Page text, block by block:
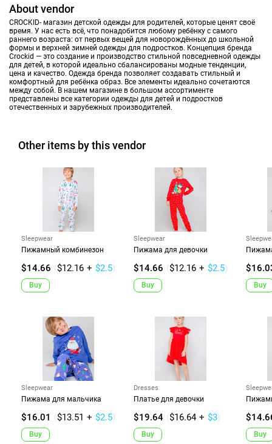
About vendor
CROCKID- магазин детской одежды для родителей, которые ценят своё
время. У нас есть всё, что понадобится любому ребёнку с самого
раннего возраста: от первых вещей для новорождённых до школьной
формы и верхней зимней одежды для подростков. Концепция бренда
Crockid — это создание и производство стильной повседневной одежды
для детей, в которой идеально сбалансированы модные тенденции,
цена и качество. Одежда бренда позволяет создавать стильный и
комфортный для ребёнка образ. Все элементы идеально сочетаются
между собой. В нашем магазине в большом ассортименте
представлены все категории одежды для детей и подростков
отечественных и зарубежных производителей.
Other items by this vendor
Sleepwear
Пижамный комбинезон
$14.66 ($12.16 + $2.5)
Buy
Sleepwear
Пижама для девочки
$14.66 ($12.16 + $2.5)
Buy Buy
Sleepwear
Пижама для мальчика
$16.01 ($13.51 + $2.5)
Buy
Dresses
Платье для девочки
$19.64 ($16.64 + $3)
Buy Buy